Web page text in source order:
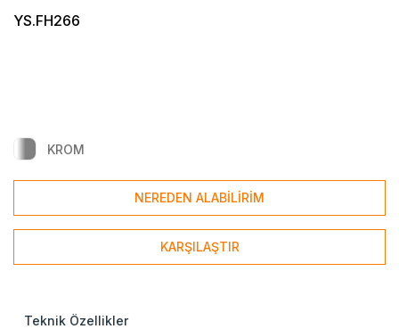
YS.FH266
KROM
NEREDEN ALABİLİRİM
KARŞILAŞTIR
Teknik Özellikler